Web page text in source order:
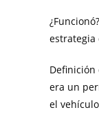
estrategia
era un
el